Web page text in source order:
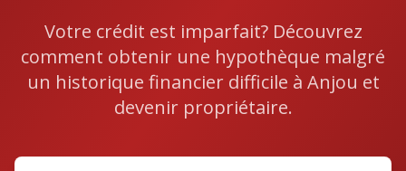
Votre crédit est imparfait? Découvrez
comment obtenir une hypothèque malgré
un historique financier difficile à Anjou et
devenir propriétaire.